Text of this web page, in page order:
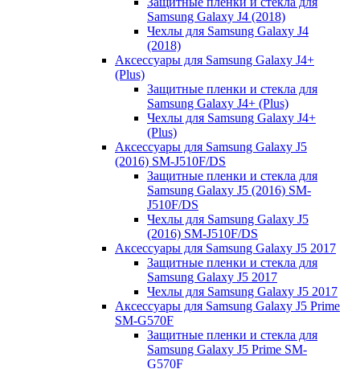
Samsung Galaxy J4 (2018)
Чехлы для Samsung Galaxy J4
(2018)
Аксессуары для Samsung Galaxy J4+
(Plus)
Защитные пленки и стекла для
Samsung Galaxy J4+ (Plus)
Чехлы для Samsung Galaxy J4+
(Plus)
Аксессуары для Samsung Galaxy J5
(2016) SM-J510F/DS
Защитные пленки и стекла для
Samsung Galaxy J5 (2016) SM-
J510F/DS
Чехлы для Samsung Galaxy J5
(2016) SM-J510F/DS
Аксессуары для Samsung Galaxy J5 2017
Защитные пленки и стекла для
Samsung Galaxy J5 2017
Чехлы для Samsung Galaxy J5 2017
Аксессуары для Samsung Galaxy J5 Prime
SM-G570F
Защитные пленки и стекла для
Samsung Galaxy J5 Prime SM-
G570F